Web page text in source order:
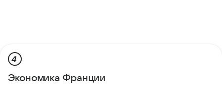
4
Экономика Франции